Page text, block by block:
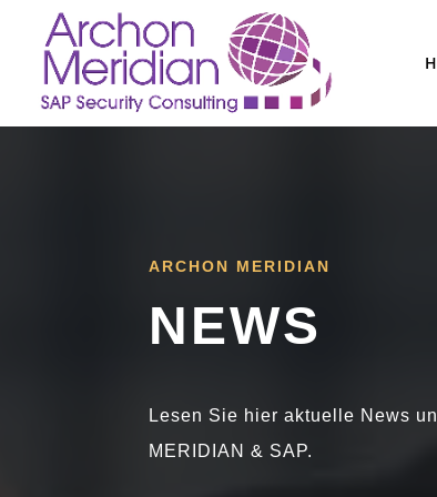
ARCHON MERIDIAN
NEWS
Lesen Sie hier aktuelle News
MERIDIAN & SAP.